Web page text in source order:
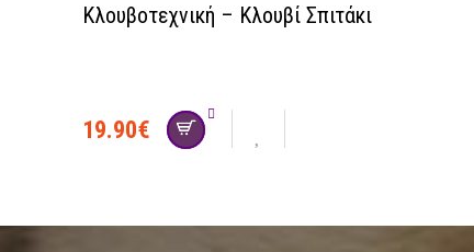
Κλουβοτεχνική – Κλουβί Σπιτάκι
19.90€